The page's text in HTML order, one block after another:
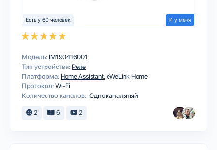
Есть у 60 человек И у меня
Модель: IM190416001
Тип устройства: Реле
Платформа: Home AssistanteWeLink Home
Протокол:Wi-Fi
Количество каналов: Одноканальный
2 6 2